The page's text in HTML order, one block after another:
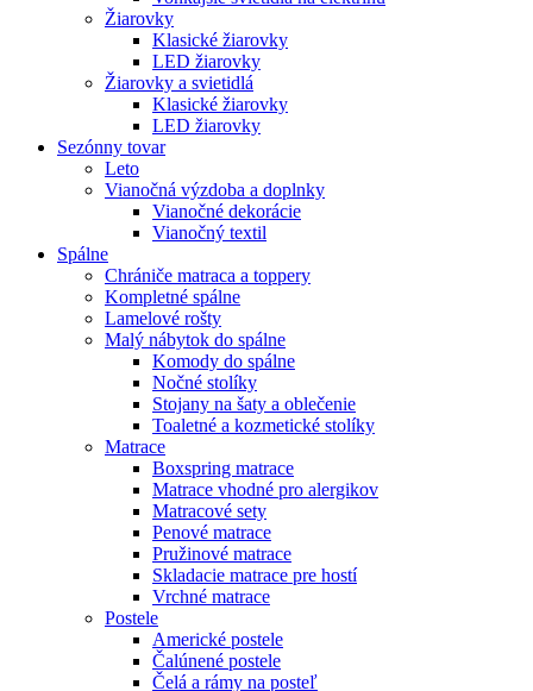
Žiarovky
Klasické žiarovky
LED žiarovky
Žiarovky a svietidlá
Klasické žiarovky
LED žiarovky
Sezónny tovar
Leto
Vianočná výzdoba a doplnky
Vianočné dekorácie
Vianočný textil
Spálne
Chrániče matraca a toppery
Kompletné spálne
Lamelové rošty
Malý nábytok do spálne
Komody do spálne
Nočné stolíky
Stojany na šaty a oblečenie
Toaletné a kozmetické stolíky
Matrace
Boxspring matrace
Matrace vhodné pro alergikov
Matracové sety
Penové matrace
Pružinové matrace
Skladacie matrace pre hostí
Vrchné matrace
Postele
Americké postele
Čalúnené postele
Čelá a rámy na posteľ